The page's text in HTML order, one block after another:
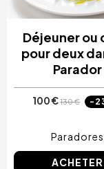
Déjeuner ou
pour deux
Parador
100 €130 € -
Paradores
ACHETER